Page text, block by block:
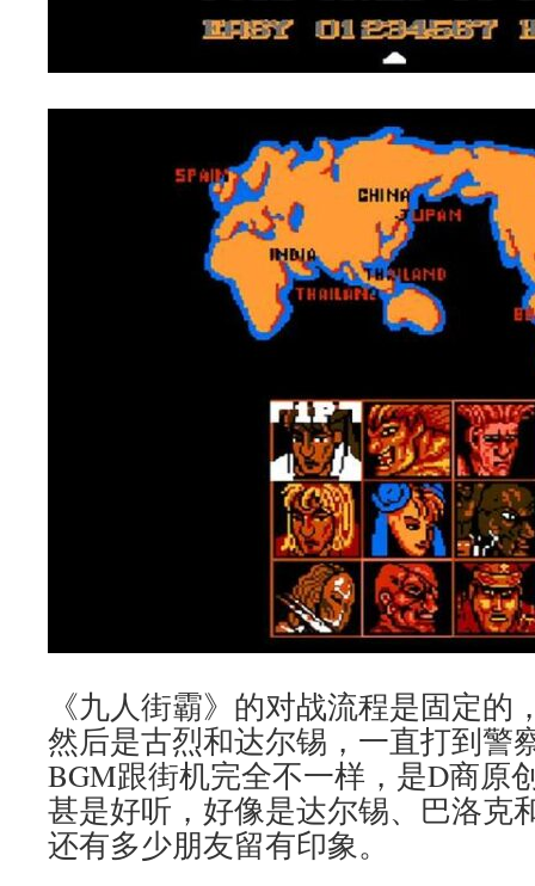
《九人街霸》的对战流程是固定的
然后是古烈和达尔锡，一直打到警
BGM跟街机完全不一样，是D商原
甚是好听，好像是达尔锡、巴洛克
还有多少朋友留有印象。